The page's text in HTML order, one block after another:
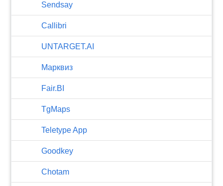
Sendsay
Callibri
UNTARGET.AI
Марквиз
Fair.BI
TgMaps
Teletype App
Goodkey
Chotam